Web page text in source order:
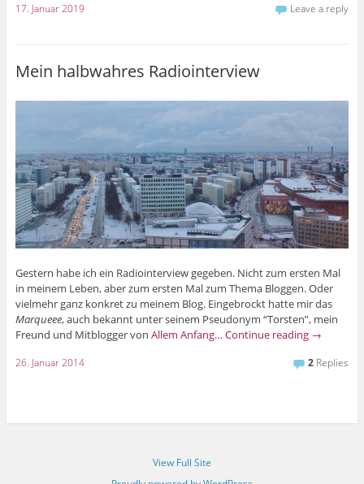
17. Januar 2019 Leave a reply
Mein halbwahres Radiointerview
Gestern habe ich ein Radiointerview gegeben. Nicht zum ersten Mal
in meinem Leben, aber zum ersten Mal zum Thema Bloggen. Oder
vielmehr ganz konkret zu meinem Blog. Eingebrockt hatte mir das
Marqueee, auch bekannt unter seinem Pseudonym “Torsten”, mein
Freund und Mitblogger von Allem Anfang…Continue reading →
26. Januar 2014 2 Replies
View Full Site